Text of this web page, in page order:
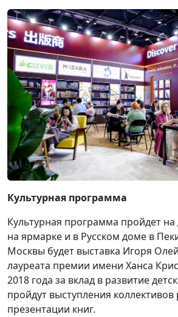
Культурная программа
Культурная программа пройдет на
на ярмарке и в Русском доме в
Москвы будет выставка Игоря
лауреата премии имени Ханса
2018 года за вклад в развитие
пройдут выступления коллективов
презентации книг.